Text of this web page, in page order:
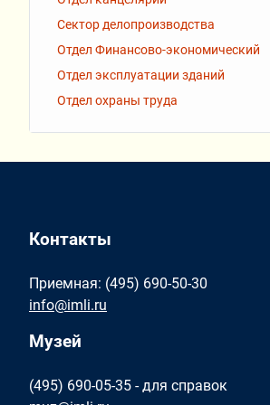
Сектор делопроизводства
Отдел Финансово-экономический
Отдел эксплуатации зданий
Отдел охраны труда
Контакты
Приемная: (495) 690-50-30
info@imli.ru
Музей
(495) 690-05-35 - для справок